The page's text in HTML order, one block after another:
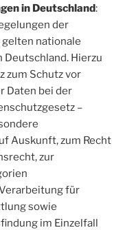
in Deutschland:
der
nationale
Deutschland. Hierzu
zum Schutz vor
Daten bei der
–
Auskunft, zum Recht
zur
für
sowie
im Einzelfall